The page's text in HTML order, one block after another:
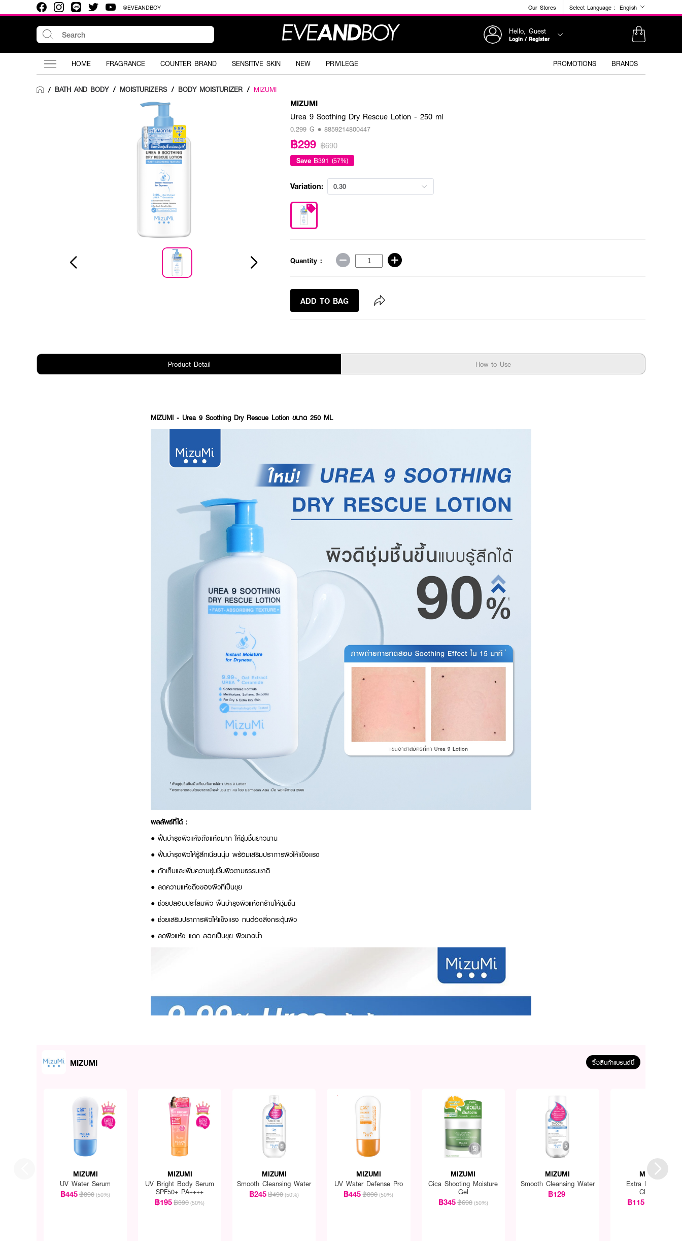
@EVEANDBOY Our Stores Select Language : English
Hello, Guest
Login / Register
HOME FRAGRANCE COUNTER BRAND SENSITIVE SKIN NEW PRIVILEGE PROMOTIONS BRANDS
/ BATH AND BODY / MOISTURIZERS / BODY MOISTURIZER / MIZUMI
MIZUMI
Urea 9 Soothing Dry Rescue Lotion - 250 ml
0.299 G • 8859214800447
฿299 ฿690
Save ฿391 (57%)
Variation: 0.30
Quantity :
ADD TO BAG
Product Detail How to Use
MIZUMI - Urea 9 Soothing Dry Rescue Lotion ขนาด 250 ML
ผลลัพธ์ที่ได้ :
● ฟื้นบำรุงผิวแห้งถึงแห้งมาก ให้ชุ่มชื้นยาวนาน
● ฟื้นบำรุงผิวให้รู้สึกเนียนนุ่ม พร้อมเสริมปราการผิวให้แข็งแรง
● กักเก็บและเพิ่มความชุ่มชื้นผิวตามธรรมชาติ
● ลดความแห้งตึงของผิวที่เป็นขุย
● ช่วยปลอบประโลมผิว ฟื้นบำรุงผิวแห้งกร้านให้ชุ่มชื้น
● ช่วยเสริมปราการผิวให้แข็งแรง ทนต่องสิ่งกระตุ้นผิว
● ลดผิวแห้ง แตก ลอกเป็นขุย ผิวขาดน้ำ
MIZUMI ซื้อสินค้าแบรนด์นี้
MIZUMI
UV Water Serum
฿445฿890 (50%)
MIZUMI
UV Bright Body Serum
SPF50+ PA++++
฿195฿390 (50%)
MIZUMI
Smooth Cleansing Water
฿245฿490 (50%)
MIZUMI
UV Water Defense Pro
฿445฿890 (50%)
MIZUMI
Cica Shooting Moisture
Gel
฿345฿690 (50%)
MIZUMI
Smooth Cleansing Water
฿129
MIZUMI
Extra Mild Facial
Cleanser
฿115